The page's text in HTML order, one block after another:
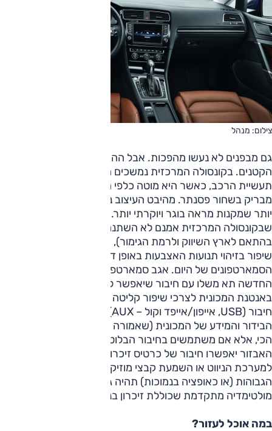
צילום: מנהל
גם מבפנים לא נעשו מהפכות. אבל ההבדל נמצא בפרטים
הקטנים. בקונסולה המרכזית נמשכים הטרנדים הנוכחיים של
תעשיית הרכב, כאשר היא מוטה כלפי הנהג ועוטה פלסטיק
מבריק בשחור פסנתר. מהיבט העיצוב ניתן לראות זוויות חדות
יותר שמקנות מראה בוגר ויוקרתי יותר. גודלו של מסך המגע
בהתאם לארץ השיווק ולרמת הגימור), אך פולקסווגן מצהירה על
שיפור בזיהוי תנועות האצבעות באופן דומה יותר למכשירי
הסמארטפונים של היום. אגב סמארטפון, לזה תמצאו בגולף
החדשה תא משלו עם חיבור שיאפשר למכשיר להשתמש
באנטנת המכונית לצרכי שיפור קליטה וביצועי סוללה, כמובן לצד
חיבור (USB, אייפון/אייפד וקול – AUX) ואינטגרציה למערכת
הבידור והמידע של המכונית (שאמורה לטעון את הסוללה בלאו
הכי, אלא אם משתמשים בחיבור הבלוטות' האופציונלי). כל רמות
למערכת הניווט או השמעת קבצי מוזיקה. ברמות האבזור
הגבוהות (או כאופציה בנמוכות) תהיה גם אפשרות למערכת
מולטימדיה מתקדמת שכוללת זיכרון בנפח 64 ג'יגה בייט.
במה אוכל לעזור?